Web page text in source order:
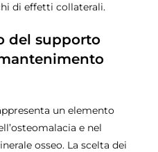
di effetti collaterali.
del supporto
un elemento
e nel
osseo. La scelta dei